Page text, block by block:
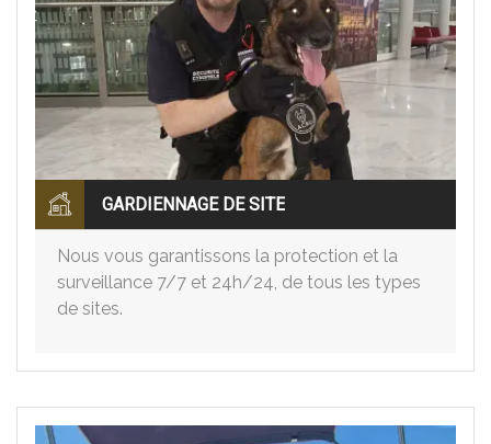
GARDIENNAGE DE SITE
Nous vous garantissons la protection et la
surveillance 7/7 et 24h/24, de tous les types
de sites.